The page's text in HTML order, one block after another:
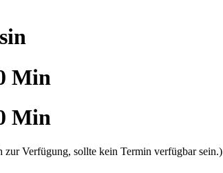
Min
Min
Verfügung, sollte kein Termin verfügbar sein.)